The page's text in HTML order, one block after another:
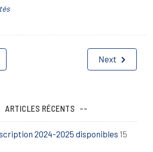
Next
ARTICLES RÉCENTS
2024-2025 disponibles15